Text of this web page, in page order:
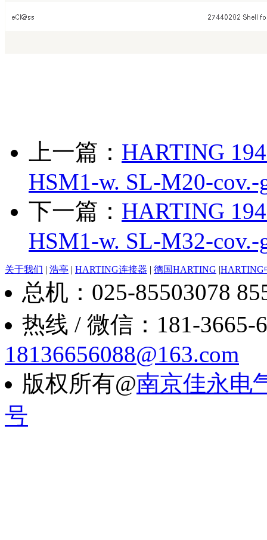
上一篇： HARTING
HSM1-w. SL-M20-cov.-
下一篇： HARTING
HSM1-w. SL-M32-cov.-
关于我们 | 浩亭 | HARTING连接器 | 德国HARTING |HARTING
总机：025-85503078
热线 / 微信：181-3665-
18136656088@163.com
版权所有@南京佳永电
号